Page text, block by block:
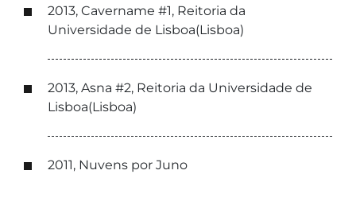
2013, Cavername #1, Reitoria da
Universidade de Lisboa(Lisboa)
2013, Asna #2, Reitoria da Universidade de
Lisboa(Lisboa)
2011, Nuvens por Juno